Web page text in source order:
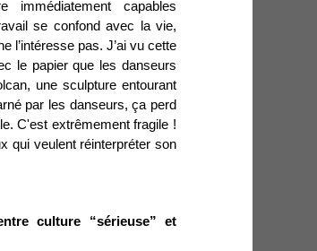
capables
se confond avec la vie,
l’intéresse pas. J’ai vu cette
le papier que les danseurs
une sculpture entourant
par les danseurs, ça perd
C'est extrêmement fragile !
qui veulent réinterpréter son
culture “sérieuse” et